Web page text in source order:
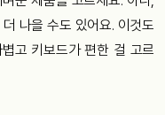
나을 수도 있어요. 이것도
고 키보드가 편한 걸 고르